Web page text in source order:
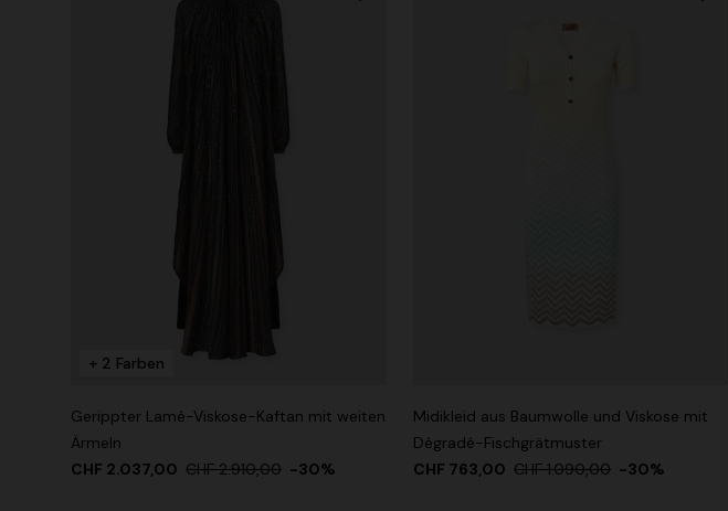
+ 2 Farben
Gerippter Lamé-Viskose-Kaftan mit weiten
Ärmeln
CHF 2.037,00 CHF 2.910,00 -30%
Midikleid aus Baumwolle und Viskose mit
Dégradé-Fischgrätmuster
CHF 763,00 CHF 1.090,00 -30%